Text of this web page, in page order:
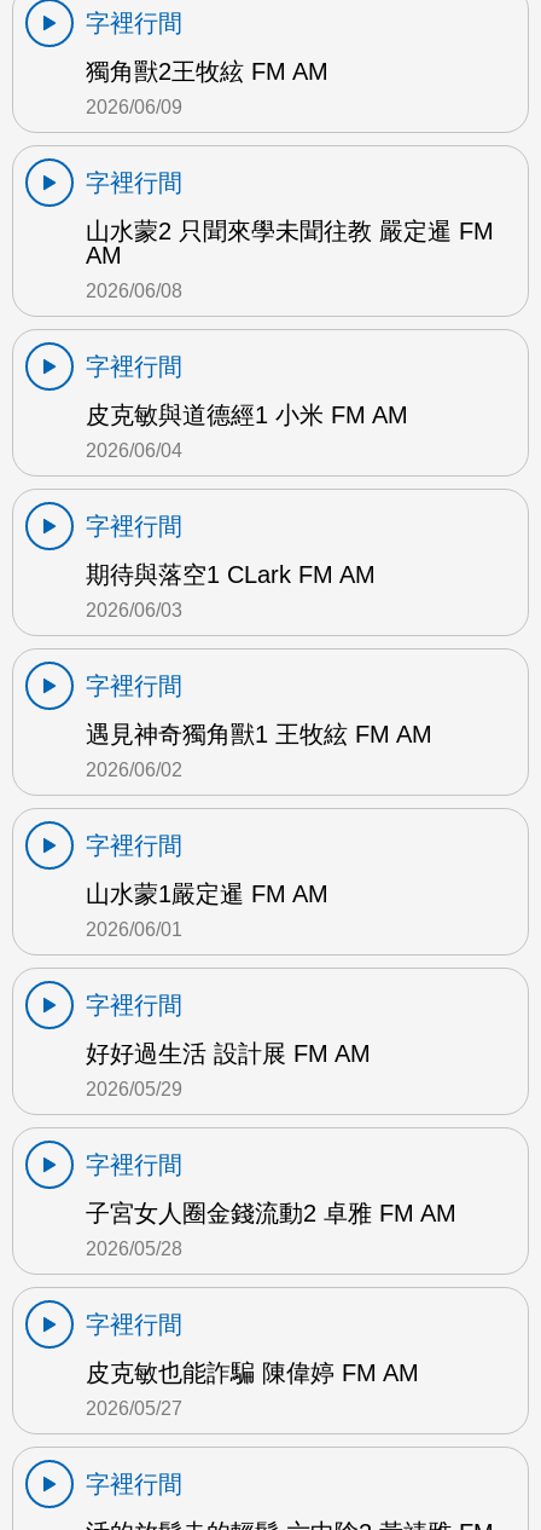
字裡行間
獨角獸2王牧絃 FM AM
2026/06/09
字裡行間
山水蒙2 只聞來學未聞往教 嚴定暹 FM
AM
2026/06/08
字裡行間
皮克敏與道德經1 小米 FM AM
2026/06/04
字裡行間
期待與落空1 CLark FM AM
2026/06/03
字裡行間
遇見神奇獨角獸1 王牧絃 FM AM
2026/06/02
字裡行間
山水蒙1嚴定暹 FM AM
2026/06/01
字裡行間
好好過生活 設計展 FM AM
2026/05/29
字裡行間
子宮女人圈金錢流動2 卓雅 FM AM
2026/05/28
字裡行間
皮克敏也能詐騙 陳偉婷 FM AM
2026/05/27
字裡行間